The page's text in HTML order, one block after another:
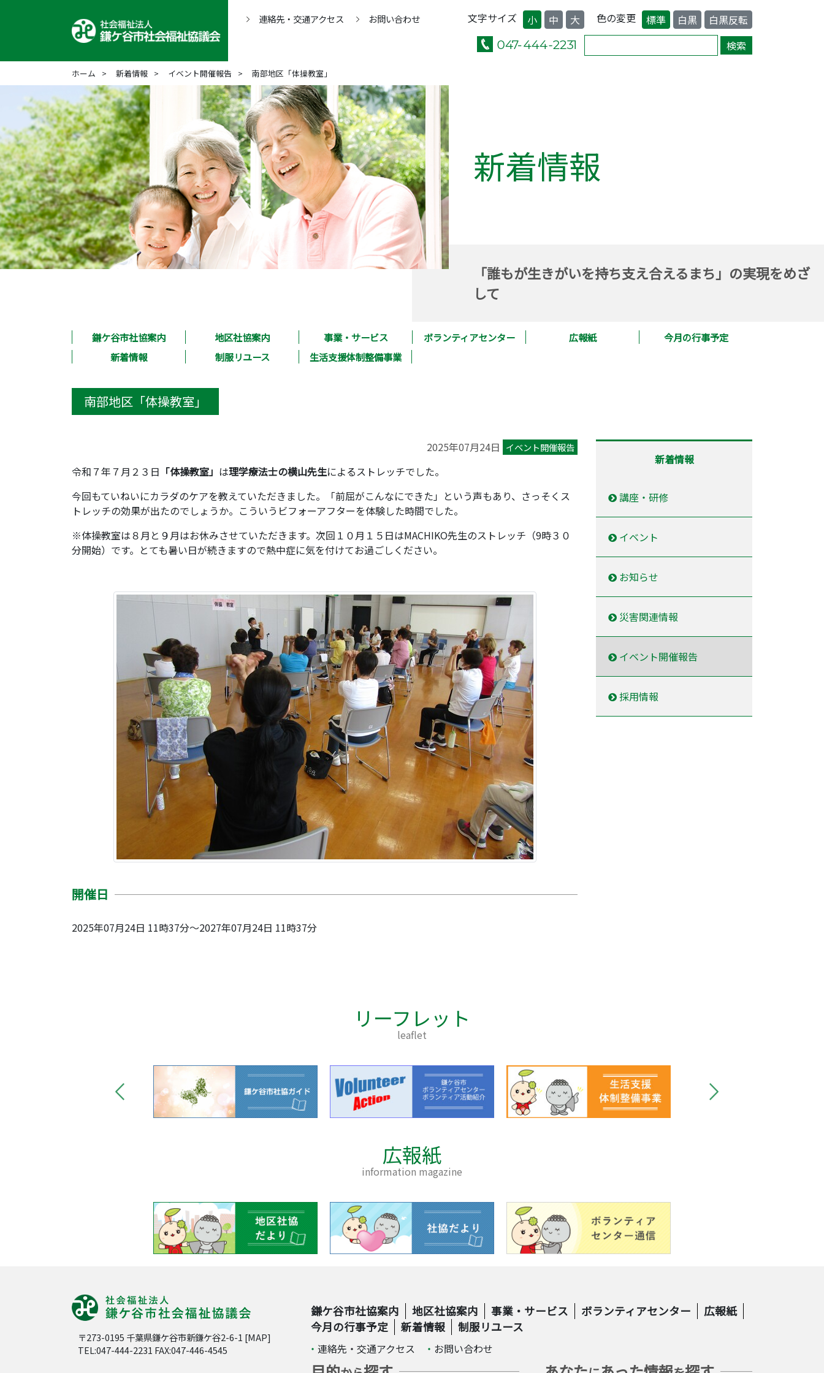
連絡先・交通アクセス お問い合わせ 文字サイズ 小 中 大 色の変更 標準 白黒 白黒反転
ホーム 新着情報 イベント開催報告 南部地区「体操教室」
新着情報
「誰もが生きがいを持ち支え合えるまち」の実現をめざ
して
鎌ケ谷市社協案内 地区社協案内 事業・サービス ボランティアセンター 広報紙
今月の行事予定
新着情報
制服リユース 生活支援体制整備事業
南部地区「体操教室」
2025年07月24日 イベント開催報告
令和７年７月２３日 「体操教室」 は理学療法士の横山先生によるストレッチでした。
今回もていねいにカラダのケアを教えていただきました。「前屈がこんなにできた」という声もあり、さっそくス
トレッチの効果が出たのでしょうか。こういうビフォーアフターを体験した時間でした。
※体操教室は８月と９月はお休みさせていただきます。次回１０月１５日はMACHIKO先生のストレッチ（9時３０
分開始）です。とても暑い日が続きますので熱中症に気を付けてお過ごしください。
開催日
2025年07月24日 11時37分～2027年07月24日 11時37分
新着情報
講座・研修
イベント
お知らせ
災害関連情報
イベント開催報告
採用情報
リーフレット
leaflet
広報紙
information magazine
〒273-0195 千葉県鎌ケ谷市新鎌ケ谷2-6-1 [MAP]
TEL:047-444-2231 FAX:047-446-4545
鎌ケ谷市社協案内 地区社協案内 事業・サービス ボランティアセンター
広報紙
今月の行事予定
新着情報 制服リユース
連絡先・交通アクセス お問い合わせ